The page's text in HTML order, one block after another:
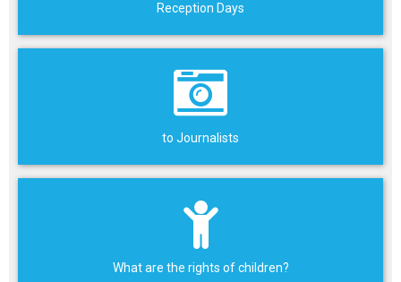
Reception Days
to Journalists
What are the rights of children?